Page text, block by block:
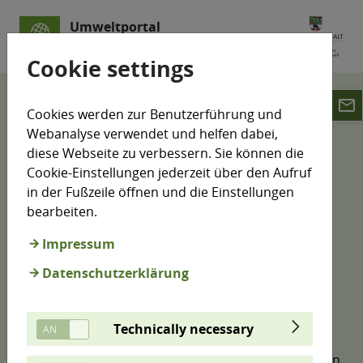
Umweltportal
Klimamonitoring
Klimawandelfolgen-Indikatoren
Infrastruktur
Diversifizierung der Elektrizitätserzeugung
G1 - Diversifizierung der
Elektrizitätserzeugung
beschreibt, wie breit die Stromproduktion auf
verschiedene Energiequellen verteilt ist und damit,
Cookie settings
Cookies werden zur Benutzerführung und
Webanalyse verwendet und helfen dabei,
diese Webseite zu verbessern. Sie können die
Cookie-Einstellungen jederzeit über den Aufruf
in der Fußzeile öffnen und die Einstellungen
bearbeiten.
Impressum
Datenschutzerklärung
Technically necessary
email